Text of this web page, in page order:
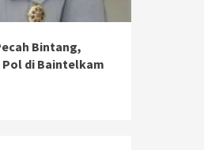
Bintang,
di Baintelkam